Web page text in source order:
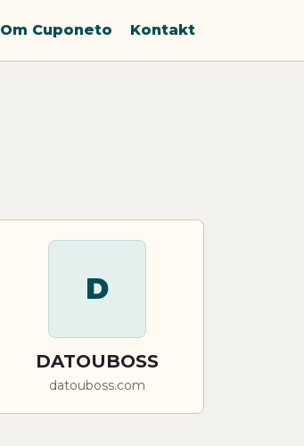
Om Cuponeto Kontakt
D
DATOUBOSS
datouboss.com